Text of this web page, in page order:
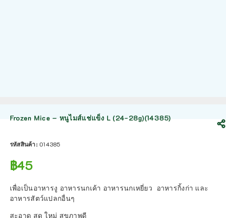
Frozen Mice – หนูไมส์แช่แข็ง L (24-28g)(14385)
รหัสสินค้า: 014385
฿45
เพื่อเป็นอาหารงู อาหารนกเค้า อาหารนกเหยี่ยว อาหารกิ้งก่า และ
อาหารสัตว์แปลกอื่นๆ
สะอาด สด ใหม่ สุขภาพดี